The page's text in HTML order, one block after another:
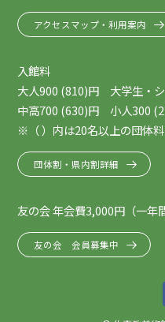
アクセスマップ・利用案内
入館料
大人900 (810)円 大学生・
中高700 (630)円 小人300
※（ ）内は20名以上の団体
団体割・県内割詳細
友の会 年会費3,000円（一年
友の会 会員募集中